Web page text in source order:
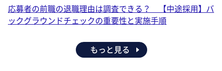
応募者の前職の退職理由は調査できる？ 【中途採用】バ
ックグラウンドチェックの重要性と実施手順
もっと見る